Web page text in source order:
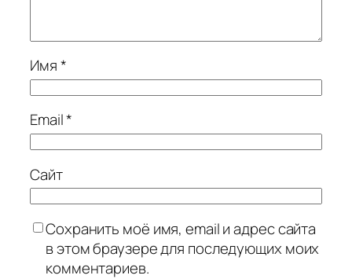
Имя*
Email*
Сайт
Сохранить моё имя, email и адрес сайта
в этом браузере для последующих моих
комментариев.